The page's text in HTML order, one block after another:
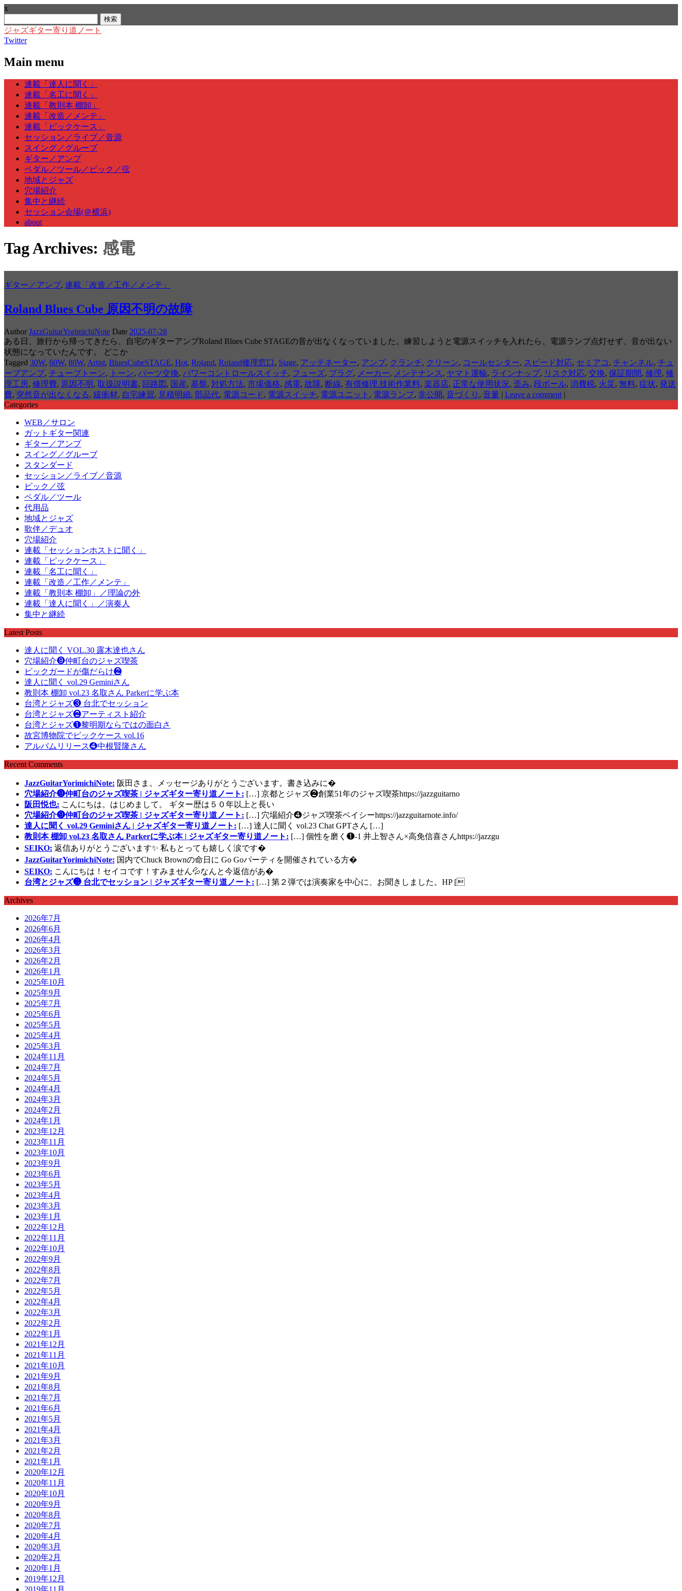
x
索:
ジャズギター寄り道ノート
Twitter
Main menu
Skip
content
連載「達人に聞く」
連載「名工に聞く」
連載「教則本 棚卸」
連載「改造／メンテ」
連載「ピックケース」
セッション／ライブ／音源
スイング／グルーブ
ギター／アンプ
ペダル／ツール／ピック／弦
地域とジャズ
穴場紹介
集中と継続
セッション会場(＠横浜)
about
Tag Archives: 感電
ギター／アンプ, 連載「改造／工作／メンテ」
Roland Blues Cube 原因不明の故障
Author JazzGuitarYorimichiNote Date 2025-07-28
ある日、旅行から帰ってきたら、自宅のギターアンプRoland Blues Cube STAGEの音が出なくなっていました。練習しようと電源スイッチを入れたら、電源ランプ点灯せず、音が出ない
状態になっていたんです。 どこか
Tagged 30W, 60W, 80W, Artist, BluesCubeSTAGE, Hot, Roland, Roland修理窓口, Stage, アッテネーター, アンプ, クランチ, クリーン, コールセンター, スピード対応, セミアコ , チャンネル, チュ
ーブアンプ, チューブトーン, トーン, パーツ交換, パワーコントロールスイッチ, フューズ, プラグ, メーカー, メンテナンス , ヤマト運輸, ラインナップ, リスク対応, 交換, 保証期間, 修理, 修
理工房, 修理費, 原因不明, 取扱説明書, 回路図 , 国産, 基盤, 対処方法, 市場価格, 感電, 故障, 断線, 有償修理.技術作業料, 楽器店, 正常な使用状況, 歪み, 段ボール, 消費税, 火災 , 無料, 症状, 発送
費, 突然音が出なくなる, 緩衝材, 自宅練習, 見積明細, 部品代, 電源コード, 電源スイッチ, 電源ユニット , 電源ランプ, 非公開, 音づくり , 音量 | Leave a comment |
Categories
WEB／サロン
ガットギター関連
ギター／アンプ
スイング／グルーブ
スタンダード
セッション／ライブ／音源
ピック／弦
ペダル／ツール
代用品
地域とジャズ
歌伴／デュオ
穴場紹介
連載「セッションホストに聞く」
連載「ピックケース」
連載「名工に聞く」
連載「改造／工作／メンテ」
連載「教則本 棚卸」／理論の外
連載「達人に聞く」／演奏人
集中と継続
Latest Posts
達人に聞く VOL.30 露木達也さん
穴場紹介❾仲町台のジャズ喫茶
ピックガードが傷だらけ❷
達人に聞く vol.29 Geminiさん
教則本 棚卸 vol.23 名取さん Parkerに学ぶ本
台湾とジャズ❸ 台北でセッション
台湾とジャズ❷アーティスト紹介
台湾とジャズ❶黎明期ならではの面白さ
故宮博物院でピックケース vol.16
アルバムリリース❹中根賢隆さん
Recent Comments
JazzGuitarYorimichiNote: 阪田さま。メッセージありがとうございます。書き込みに�
穴場紹介❾仲町台のジャズ喫茶 | ジャズギター寄り道ノート: […] 京都とジャズ❷創業51年のジャズ喫茶https://jazzguitarno
阪田悦也: こんにちは。はじめまして。 ギター歴は５０年以上と長い
穴場紹介❾仲町台のジャズ喫茶 | ジャズギター寄り道ノート: […] 穴場紹介❹ジャズ喫茶ベイシーhttps://jazzguitarnote.info/
達人に聞く vol.29 Geminiさん | ジャズギター寄り道ノート: […] 達人に聞く vol.23 Chat GPTさん […]
教則本 棚卸 vol.23 名取さん Parkerに学ぶ本 | ジャズギター寄り道ノート: […] 個性を磨く❶-1 井上智さん×高免信喜さんhttps://jazzgu
SEIKO: 返信ありがとうございます✨ 私もとっても嬉しく涙です�
JazzGuitarYorimichiNote: 国内でChuck Brownの命日に Go Goパーティを開催されている方�
SEIKO: こんにちは！セイコです！すみません💦なんと今返信があ�
台湾とジャズ❸ 台北でセッション | ジャズギター寄り道ノート: […] 第２弾では演奏家を中心に、お聞きしました。HP [
Archives
2026年7月
2026年6月
2026年4月
2026年3月
2026年2月
2026年1月
2025年10月
2025年9月
2025年7月
2025年6月
2025年5月
2025年4月
2025年3月
2024年11月
2024年7月
2024年5月
2024年4月
2024年3月
2024年2月
2024年1月
2023年12月
2023年11月
2023年10月
2023年9月
2023年6月
2023年5月
2023年4月
2023年3月
2023年1月
2022年12月
2022年11月
2022年10月
2022年9月
2022年8月
2022年7月
2022年5月
2022年4月
2022年3月
2022年2月
2022年1月
2021年12月
2021年11月
2021年10月
2021年9月
2021年8月
2021年7月
2021年6月
2021年5月
2021年4月
2021年3月
2021年2月
2021年1月
2020年12月
2020年11月
2020年10月
2020年9月
2020年8月
2020年7月
2020年4月
2020年3月
2020年2月
2020年1月
2019年12月
2019年11月